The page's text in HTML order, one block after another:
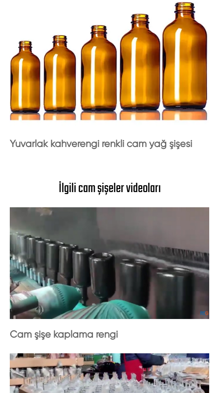
Yuvarlak kahverengi renkli cam yağ şişesi
İlgili cam şişeler videoları
Cam şişe kaplama rengi